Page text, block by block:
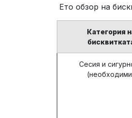
Ето обзор на
Категория
Сесия и